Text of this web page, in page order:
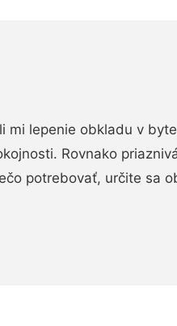
mi lepenie obkladu v
Rovnako
potrebovať, určite sa